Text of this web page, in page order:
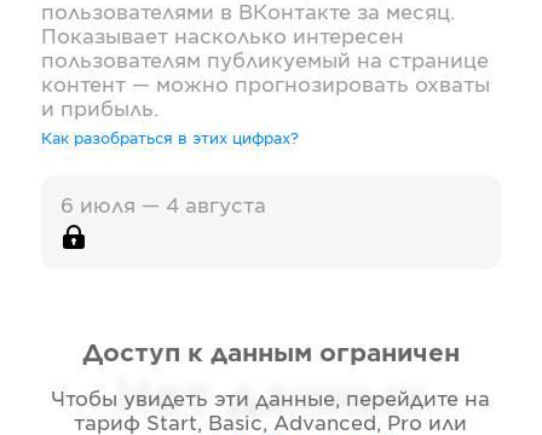
пользователями в ВКонтакте за месяц.
Показывает насколько интересен
пользователям публикуемый на странице
контент — можно прогнозировать охваты
и прибыль.
Как разобраться в этих цифрах?
6 июля — 4 августа
Нет данных
Доступ к данным ограничен
Чтобы увидеть эти данные, перейдите на
тариф Start, Basic, Advanced, Pro или